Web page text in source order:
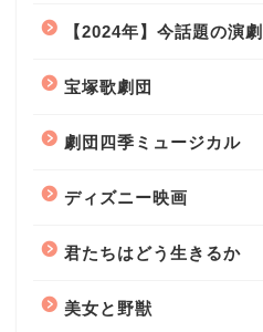
【2024年】今話題の演
宝塚歌劇団
劇団四季ミュージカル
ディズニー映画
君たちはどう生きるか
美女と野獣